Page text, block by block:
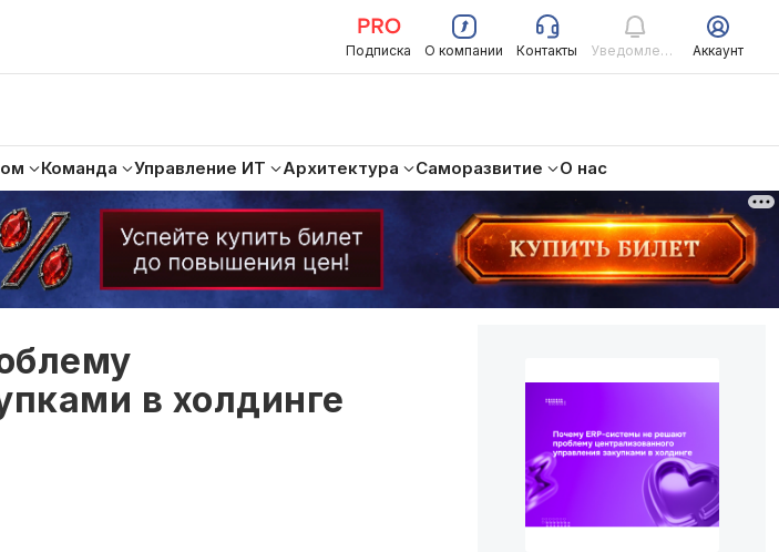
Подписка О компании Контакты Уведомления Аккаунт
Команда Управление ИТ Архитектура Саморазвитие О нас
в холдинге